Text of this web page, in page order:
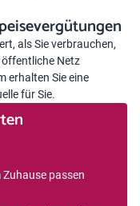
als Sie verbrauchen,
öffentliche Netz
erhalten Sie eine
für Sie.
passen